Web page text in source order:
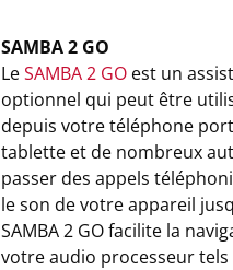
SAMBA 2 GO
LeSAMBA 2 GO est un
optionnel qui peut être
depuis votre téléphone
tablette et de nombreux
passer des appels
le son de votre appareil
SAMBA 2 GO facilite la
votre audio processeur